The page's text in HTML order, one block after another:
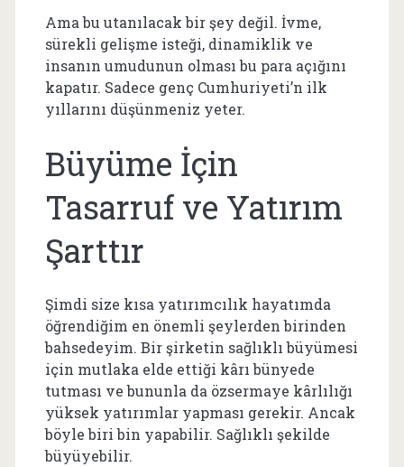
Ama bu utanılacak bir şey değil. İvme,
sürekli gelişme isteği, dinamiklik ve
insanın umudunun olması bu para açığını
kapatır. Sadece genç Cumhuriyeti’n ilk
yıllarını düşünmeniz yeter.
Büyüme İçin
Tasarruf ve Yatırım
Şarttır
Şimdi size kısa yatırımcılık hayatımda
öğrendiğim en önemli şeylerden birinden
bahsedeyim. Bir şirketin sağlıklı büyümesi
için mutlaka elde ettiği kârı bünyede
tutması ve bununla da özsermaye kârlılığı
yüksek yatırımlar yapması gerekir. Ancak
böyle biri bin yapabilir. Sağlıklı şekilde
büyüyebilir.